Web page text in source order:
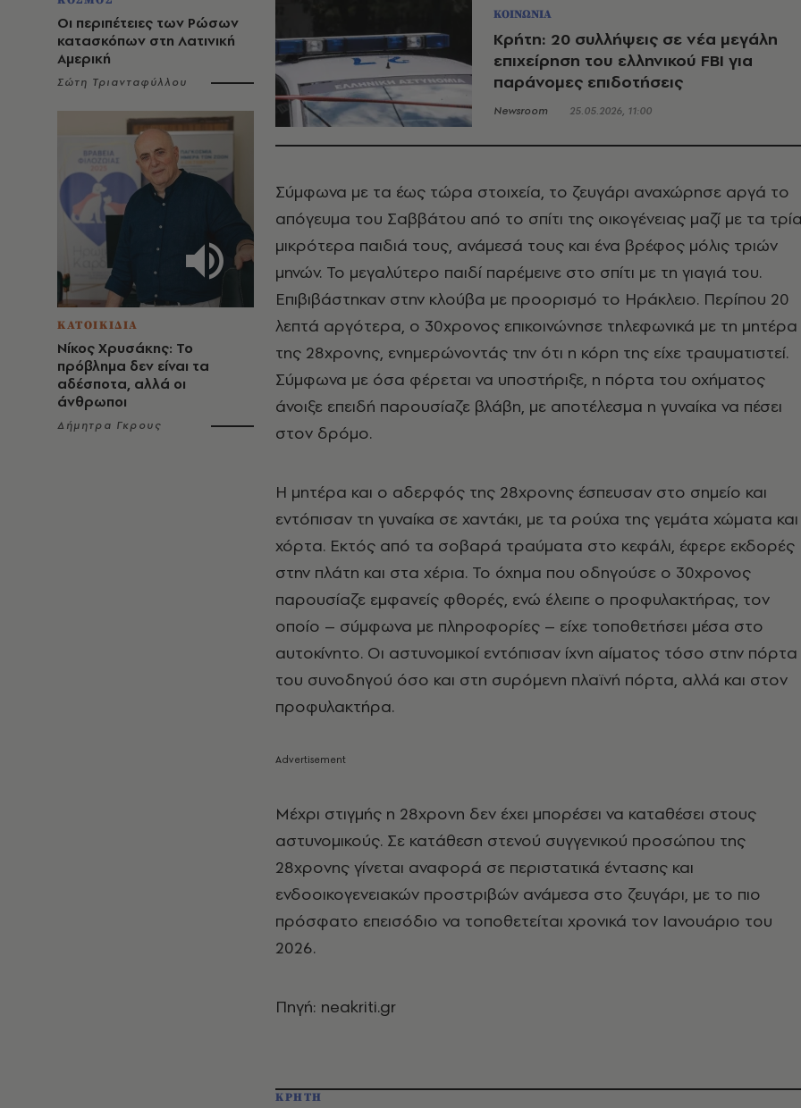
Οι περιπέτειες των Ρώσων
κατασκόπων στη Λατινική
Αμερική
Σώτη Τριανταφύλλου
ΚΑΤΟΙΚΙΔΙΑ
Νίκος Χρυσάκης: Το
πρόβλημα δεν είναι τα
αδέσποτα, αλλά οι
άνθρωποι
Δήμητρα Γκρους
ΚΟΙΝΩΝΙΑ
Κρήτη: 20 συλλήψεις σε νέα μεγάλη
επιχείρηση του ελληνικού FBI για
παράνομες επιδοτήσεις
Newsroom 25.05.2026, 11:00
Σύμφωνα με τα έως τώρα στοιχεία, το ζευγάρι αναχώρησε αργά το
απόγευμα του Σαββάτου από το σπίτι της οικογένειας μαζί με τα
μικρότερα παιδιά τους, ανάμεσά τους και ένα βρέφος μόλις τριών
μηνών. Το μεγαλύτερο παιδί παρέμεινε στο σπίτι με τη γιαγιά του.
Επιβιβάστηκαν στην κλούβα με προορισμό το Ηράκλειο. Περίπου 20
λεπτά αργότερα, ο 30χρονος επικοινώνησε τηλεφωνικά με τη μητέρα
της 28χρονης, ενημερώνοντάς την ότι η κόρη της είχε τραυματιστεί.
Σύμφωνα με όσα φέρεται να υποστήριξε, η πόρτα του οχήματος
άνοιξε επειδή παρουσίαζε βλάβη, με αποτέλεσμα η γυναίκα να πέσει
στον δρόμο.
Η μητέρα και ο αδερφός της 28χρονης έσπευσαν στο σημείο και
εντόπισαν τη γυναίκα σε χαντάκι, με τα ρούχα της γεμάτα χώματα και
χόρτα. Εκτός από τα σοβαρά τραύματα στο κεφάλι, έφερε εκδορές
στην πλάτη και στα χέρια. Το όχημα που οδηγούσε ο 30χρονος
παρουσίαζε εμφανείς φθορές, ενώ έλειπε ο προφυλακτήρας, τον
οποίο – σύμφωνα με πληροφορίες – είχε τοποθετήσει μέσα στο
αυτοκίνητο. Οι αστυνομικοί εντόπισαν ίχνη αίματος τόσο στην πόρτα
του συνοδηγού όσο και στη συρόμενη πλαϊνή πόρτα, αλλά και στον
προφυλακτήρα.
Μέχρι στιγμής η 28χρονη δεν έχει μπορέσει να καταθέσει στους
αστυνομικούς. Σε κατάθεση στενού συγγενικού προσώπου της
28χρονης γίνεται αναφορά σε περιστατικά έντασης και
ενδοοικογενειακών προστριβών ανάμεσα στο ζευγάρι, με το πιο
πρόσφατο επεισόδιο να τοποθετείται χρονικά τον Ιανουάριο του
2026.
Πηγή: neakriti.gr
ΚΡΗΤΗ